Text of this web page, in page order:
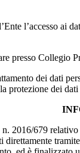
l’accesso ai
presso
dei dati
protezione dei
2016/679
direttamente